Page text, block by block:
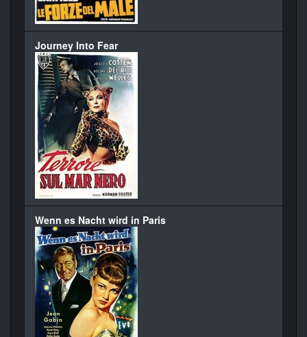
Journey Into Fear
Wenn es Nacht wird in Paris